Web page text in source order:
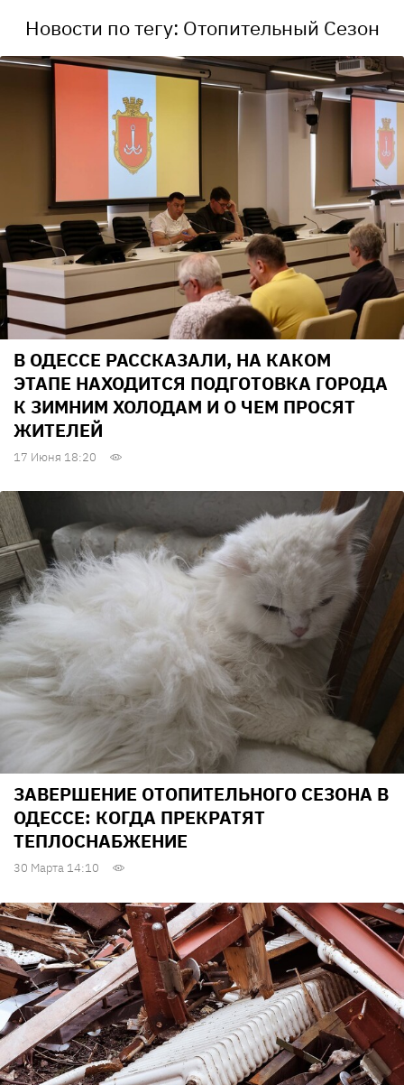
Новости по тегу: Отопительный Сезон
В ОДЕССЕ РАССКАЗАЛИ, НА КАКОМ
ЭТАПЕ НАХОДИТСЯ ПОДГОТОВКА ГОРОДА
К ЗИМНИМ ХОЛОДАМ И О ЧЕМ ПРОСЯТ
ЖИТЕЛЕЙ
17 Июня 18:20
ЗАВЕРШЕНИЕ ОТОПИТЕЛЬНОГО СЕЗОНА В
ОДЕССЕ: КОГДА ПРЕКРАТЯТ
ТЕПЛОСНАБЖЕНИЕ
30 Марта 14:10